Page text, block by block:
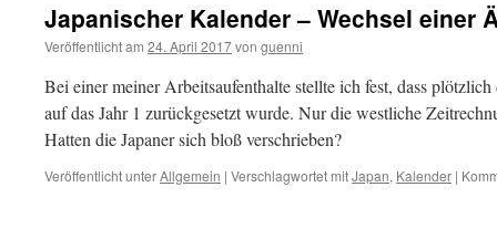
Japanischer Kalender – Wechsel einer
Veröffentlicht am 24. April 2017von guenni
Bei einer meiner Arbeitsaufenthalte stellte ich fest, dass
auf das Jahr 1 zurückgesetzt wurde. Nur die westliche
Hatten die Japaner sich bloß verschrieben?
Veröffentlicht unterAllgemein | Verschlagwortet mitJapan, Kalender |